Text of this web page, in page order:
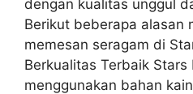
dengan kualitas unggul
Berikut beberapa alasan
memesan seragam di
Berkualitas Terbaik Stars
menggunakan bahan